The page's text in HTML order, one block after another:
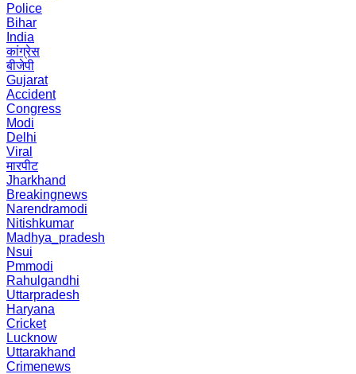
Police
Bihar
India
कांग्रेस
बीजेपी
Gujarat
Accident
Congress
Modi
Delhi
Viral
मारपीट
Jharkhand
Breakingnews
Narendramodi
Nitishkumar
Madhya_pradesh
Nsui
Pmmodi
Rahulgandhi
Uttarpradesh
Haryana
Cricket
Lucknow
Uttarakhand
Crimenews